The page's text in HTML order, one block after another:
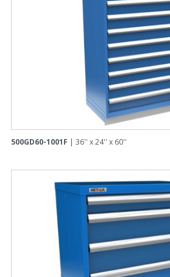
500GD60-1001F | 36'' x 24'' x 60''